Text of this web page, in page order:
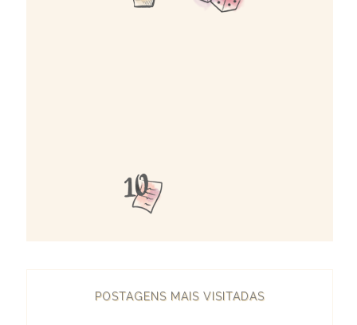
POSTAGENS MAIS VISITADAS